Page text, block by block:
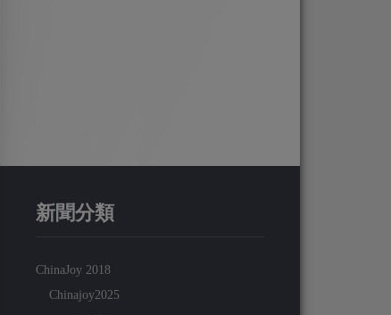
新聞分類
ChinaJoy 2018
Chinajoy2025